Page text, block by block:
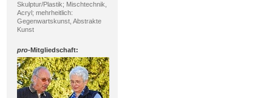
Skulptur/Plastik; Mischtechnik,
Acryl; mehrheitlich:
Gegenwartskunst, Abstrakte
Kunst
pro-Mitgliedschaft: